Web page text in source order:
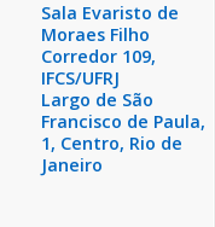
Sala Evaristo de
Moraes Filho
Corredor 109,
IFCS/UFRJ
Largo de São
Francisco de Paula,
1, Centro, Rio de
Janeiro